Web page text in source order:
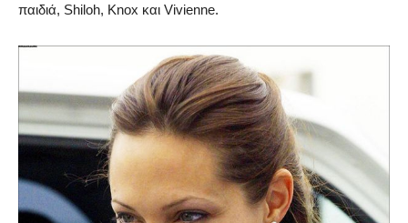
παιδιά, Shiloh, Knox και Vivienne.